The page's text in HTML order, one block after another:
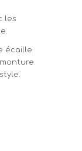
les
écaille